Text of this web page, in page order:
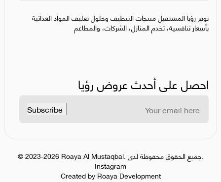
توفر رؤيا المستقبل منتجات التنظيف وحلول تغليف المواد الغذائية
بأسعار تنافسية، تخدم المنازل، الشركات، والمطاعم
احصل على أحدث عروض رؤيا
Subscribe
©2023-2026 Roaya Al Mustaqbal.
جميع الحقوق محفوظة لدى.
Instagram
Created by Roaya Development